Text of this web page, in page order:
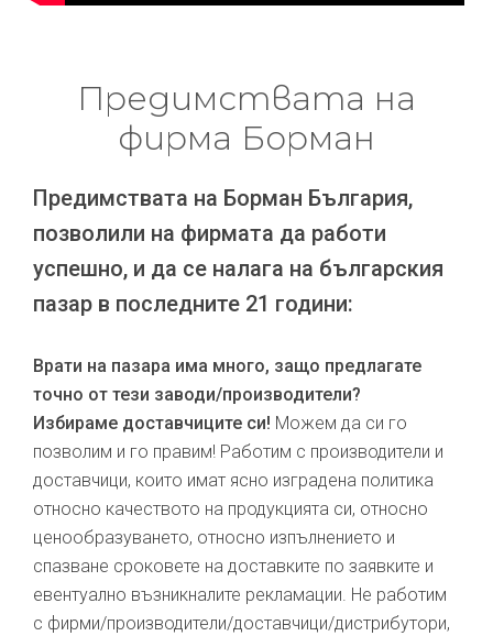
Предимствата на
фирма Борман
Предимствата на Борман България,
позволили на фирмата да работи
успешно, и да се налага на българския
пазар в последните 21 години:
Врати на пазара има много, защо предлагате
точно от тези заводи/производители?
Избираме доставчиците си! Можем да си го
позволим и го правим! Работим с производители и
доставчици, които имат ясно изградена политика
относно качеството на продукцията си, относно
ценообразуването, относно изпълнението и
спазване сроковете на доставките по заявките и
евентуално възникналите рекламации. Не работим
с фирми/производители/доставчици/дистрибутори,